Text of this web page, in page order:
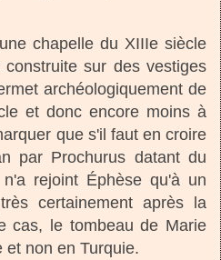
chapelle du XIIIe siècle
sur des vestiges
archéologiquement de
et donc encore moins à
que s'il faut en croire
par Prochurus datant du
rejoint Éphèse qu'à un
certainement après la
cas, le tombeau de Marie
et non en Turquie.